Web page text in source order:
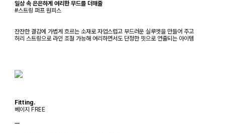
일상 속 은은하게 여리한 무드를 더해줄
#스트링 퍼프 원피스
잔잔한 결감에 가볍게 흐르는 소재로 자엽스럽고 부드러운 실루엣을 만들어 주고
허리 스트링으로 라인 조절 가능해 여리하면서도 단정한 핏으로 연출되는 아이템
Fitting.
베이지 FREE
ㅡ